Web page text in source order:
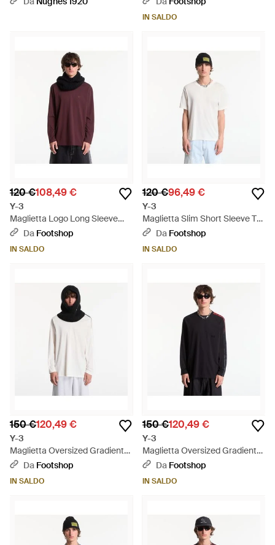
IN SALDO
120 €108,49 €
Y-3
Maglietta Logo Long Sleeve
Long-Sleeve Top - Rosso
Da Footshop
IN SALDO
120 €96,49 €
Y-3
Maglietta Slim Short Sleeve T-
Shirt - Bianco
Da Footshop
IN SALDO
150 €120,49 €
Y-3
Maglietta Oversized Gradient
Stripes Long Sleeve T-Shirt -
Da Footshop
IN SALDO
150 €120,49 €
Y-3
Maglietta Oversized Gradient
Stripes Long Sleeve T-Shirt -
Da Footshop
IN SALDO